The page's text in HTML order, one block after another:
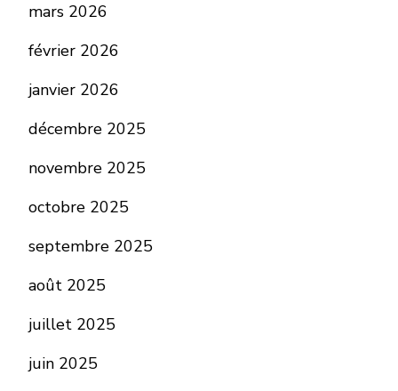
mars 2026
février 2026
janvier 2026
décembre 2025
novembre 2025
octobre 2025
septembre 2025
août 2025
juillet 2025
juin 2025